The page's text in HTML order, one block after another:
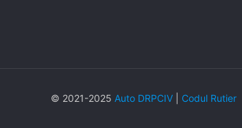
© 2021-2025 Auto DRPCIV Codul Rutier